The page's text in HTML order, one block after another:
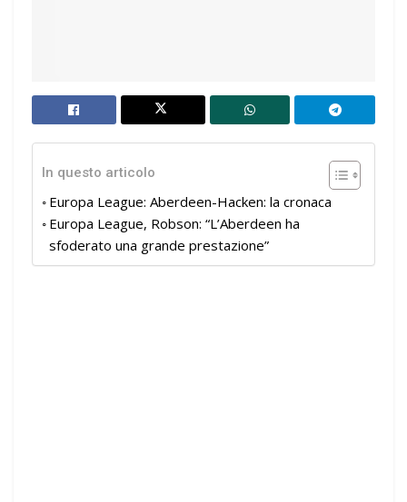
In questo articolo
Europa League: Aberdeen-Hacken: la cronaca
Europa League, Robson: “L’Aberdeen ha
sfoderato una grande prestazione”